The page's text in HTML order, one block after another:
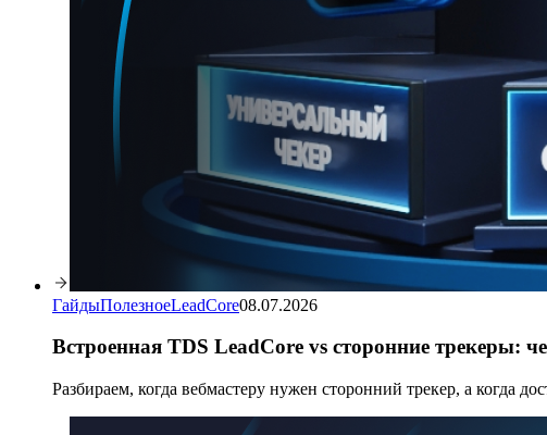
ГайдыПолезноеLeadCore08.07.2026
Встроенная TDS LeadCore vs сторонние трекеры:
Разбираем, когда вебмастеру нужен сторонний трекер, а когда